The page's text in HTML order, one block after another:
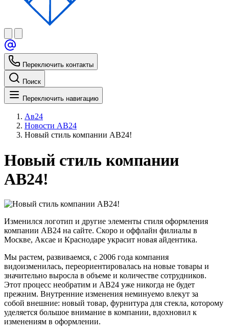
Переключить контакты
Поиск
Переключить навигацию
Ав24
Новости АВ24
Новый стиль компании АВ24!​
Новый стиль компании
АВ24!​
Изменился логотип и другие элементы стиля оформления
компании АВ24 на сайте. Скоро и оффлайн филиалы в
Москве, Аксае и Краснодаре украсит новая айдентика.
Мы растем, развиваемся, с 2006 года компания
видоизменилась, переориентировалась на новые товары и
значительно выросла в объеме и количестве сотрудников.
Этот процесс необратим и АВ24 уже никогда не будет
прежним. Внутренние изменения неминуемо влекут за
собой внешние: новый товар, фурнитура для стекла, которому
уделяется большое внимание в компании, вдохновил к
изменениям в оформлении.